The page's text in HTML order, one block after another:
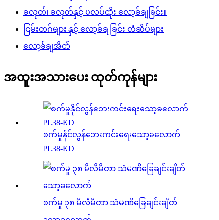
ခလုတ်၊ ခလုတ်နှင့် ပလပ်ထိုး လော့ခ်ချခြင်း။
ငြမ်းတဂ်များ နှင့် လော့ခ်ချခြင်း တံဆိပ်များ
လော့ခ်ချအိတ်
အထူးအသားပေး ထုတ်ကုန်များ
စက်မှုနိုင်လွန်ဘေးကင်းရေးသော့ခလောက်
PL38-KD
စက်မှု ၃၈ မီလီမီတာ သံမဏိခြေချင်းချိတ်